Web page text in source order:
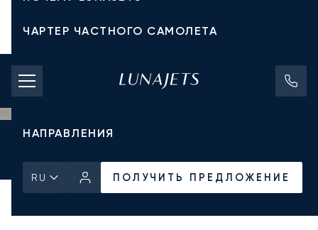
ЧАРТЕР ЧАСТНОГО САМОЛЕТА
СТОИМОСТЬ ЧАРТЕРА
ЧАСТНЫЕ САМОЛЕТЫ
НАПРАВЛЕНИЯ
RU ПОЛУЧИТЬ ПРЕДЛОЖЕНИЕ